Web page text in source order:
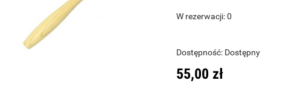
W rezerwacji: 0
Dostępność: Dostępny
55,00 zł